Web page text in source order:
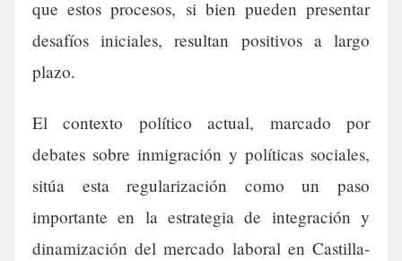
que estos procesos, si bien pueden presentar
desafíos iniciales, resultan positivos a largo
plazo.
El contexto político actual, marcado por
debates sobre inmigración y políticas sociales,
sitúa esta regularización como un paso
importante en la estrategia de integración y
dinamización del mercado laboral en Castilla-